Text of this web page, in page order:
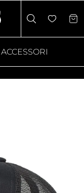
ACCESSORI